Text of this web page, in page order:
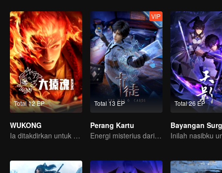
Total 12 EP
WUKONG
Ia ditakdirkan untuk menghancurkan Surga?!
Total 13 EP
VIP
Perang Kartu
Energi misterius dari kartu menimbulkan peperangan, bagaimana Chen Mu mengendalikannya?
Total 26 EP
Bayangan